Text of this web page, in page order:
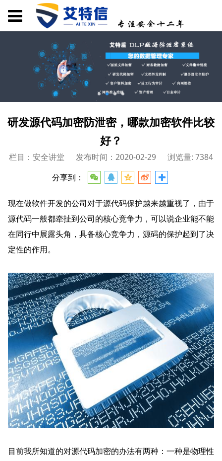
研发源代码加密防泄密，哪款加密软件比较
好？
栏目：安全讲堂 发布时间：2020-02-29
浏览量: 7384
分享到：
现在做软件开发的公司对于源代码保护越来越重视了，由于
源代码一般都牵扯到公司的核心竞争力，可以说企业能不能
在同行中展露头角，具备核心竞争力，源码的保护起到了决
定性的作用。
目前我所知道的对源代码加密的办法有两种：一种是物理性